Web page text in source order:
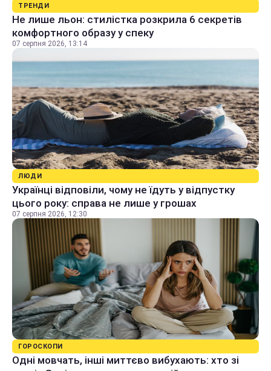
ТРЕНДИ
Не лише льон: стилістка розкрила 6 секретів
комфортного образу у спеку
07 серпня 2026, 13:14
ЛЮДИ
Українці відповіли, чому не їдуть у відпустку
цього року: справа не лише у грошах
07 серпня 2026, 12:30
ГОРОСКОПИ
Одні мовчать, інші миттєво вибухають: хто зі